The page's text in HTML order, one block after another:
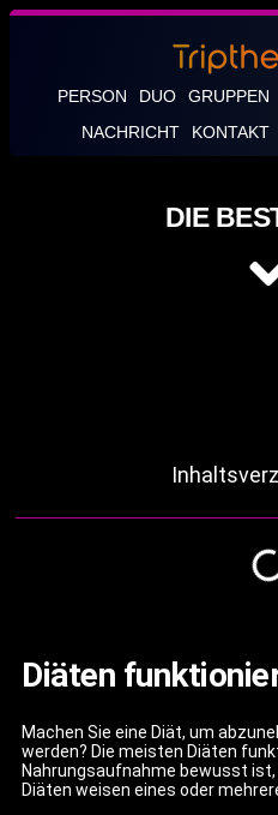
PERSON DUO GRUPPEN
NACHRICHT
KONTAKT
DIE
Diäten
Machen Sie eine Diät, um
werden? Die meisten Diäten
Nahrungsaufnahme bewusst
Diäten weisen eines oder